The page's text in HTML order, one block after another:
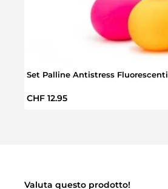
Set Palline Antistress Fluorescenti
Prezzo normale:
CHF 12.95
Valuta questo prodotto!